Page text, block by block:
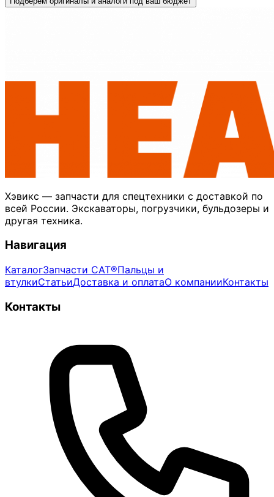
Хэвикс — запчасти для спецтехники с доставкой по
всей России. Экскаваторы, погрузчики, бульдозеры и
другая техника.
Навигация
КаталогЗапчасти CAT®Пальцы и
втулкиСтатьиДоставка и оплатаО компанииКонтакты
Контакты